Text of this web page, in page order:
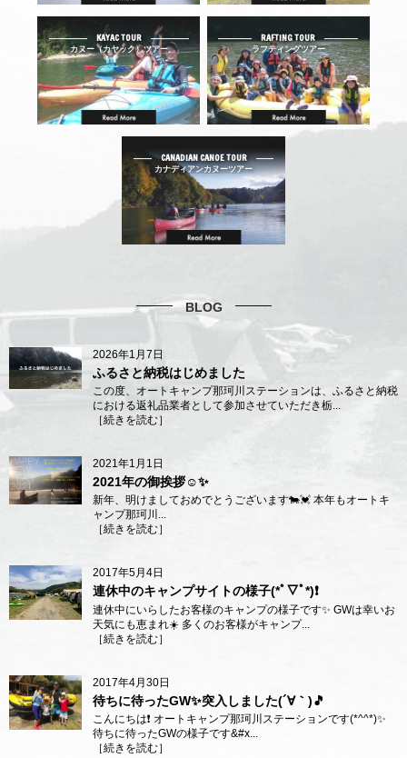
KAYAC TOUR
カヌー（カヤック）ツアー
RAFTING TOUR
ラフティングツアー
CANADIAN CANOE TOUR
カナディアンカヌーツアー
BLOG
2026年1月7日
ふるさと納税はじめました
この度、オートキャンプ那珂川ステーションは、ふるさと納税
における返礼品業者として参加させていただき栃...
［続きを読む］
2021年1月1日
2021年の御挨拶☺️✨
新年、明けましておめでとうございます🐄💓 本年もオートキ
ャンプ那珂川...
［続きを読む］
2017年5月4日
連休中のキャンプサイトの様子(*ﾟ▽ﾟ*)❗️
連休中にいらしたお客様のキャンプの様子です✨ GWは幸いお
天気にも恵まれ☀️ 多くのお客様がキャンプ...
［続きを読む］
2017年4月30日
待ちに待ったGW✨突入しました(´∀｀)🎵
こんにちは❗️ オートキャンプ那珂川ステーションです(*^^*)✨
待ちに待ったGWの様子です&#x...
［続きを読む］